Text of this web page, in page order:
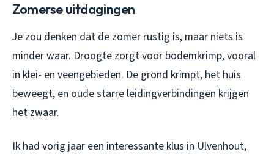
Zomerse uitdagingen
Je zou denken dat de zomer rustig is, maar niets is
minder waar. Droogte zorgt voor bodemkrimp, vooral
in klei- en veengebieden. De grond krimpt, het huis
beweegt, en oude starre leidingverbindingen krijgen
het zwaar.
Ik had vorig jaar een interessante klus in Ulvenhout,